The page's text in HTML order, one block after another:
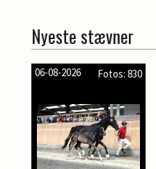
Nyeste stævner
06-08-2026 Fotos: 830